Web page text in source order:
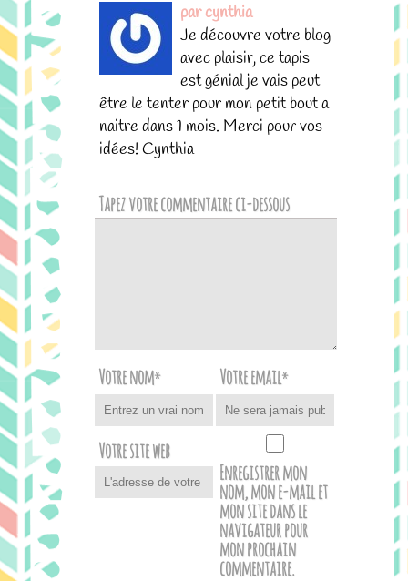
par cynthia
Je découvre votre blog
avec plaisir, ce tapis
est génial je vais peut
être le tenter pour mon petit bout a
naitre dans 1 mois. Merci pour vos
idées! Cynthia
Tapez votre commentaire ci-dessous
Votre nom* Votre email*
Votre site web
Enregistrer mon
nom, mon e-mail et
mon site dans le
navigateur pour
mon prochain
commentaire.